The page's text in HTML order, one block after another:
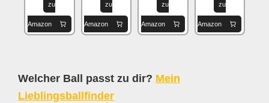
zu
Amazon
zu
Amazon
zu
Amazon
zu
Amazon
Welcher Ball passt zu dir? Mein
Lieblingsballfinder